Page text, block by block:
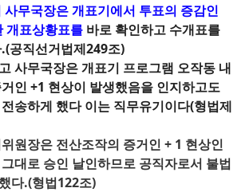
무국장은 개표기에서 투표의 증감인
개표상황표를 바로 확인하고 수개표를
공직선거법제249조)
사무국장은 개표기 프로그램 오작동 내
인 +1 현상이 발생했음을 인지하고도
송하게 했다이는 직무유기이다(형법제
원장은 전산조작의 증거인 + 1 현상인
대로 승인 날인하므로 공직자로서 불법
다.(형법122조)